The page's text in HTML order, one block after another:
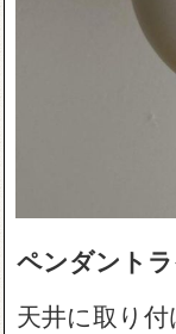
ペンダント
天井に取り